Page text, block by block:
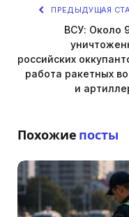
ПРЕДЫДУЩАЯ
ВСУ: Около
российских
работа ракетных
и
Похожие посты